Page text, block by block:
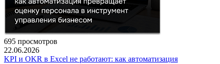
695 просмотров
22.06.2026
KPI и OKR в Excel не работают: как автоматизация